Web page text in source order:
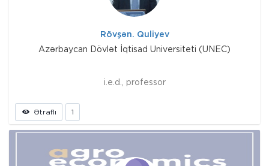
Rövşən. Quliyev
Azərbaycan Dövlət İqtisad Universiteti (UNEC)
i.e.d., professor
Ətraflı 1